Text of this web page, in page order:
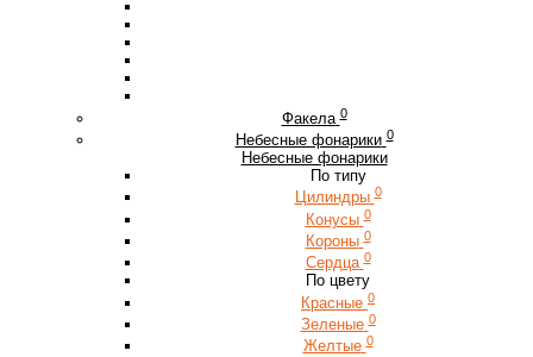
Факела 0
Небесные фонарики 0
Небесные фонарики
По типу
Цилиндры 0
Конусы 0
Короны 0
Сердца 0
По цвету
Красные 0
Зеленые 0
Желтые 0